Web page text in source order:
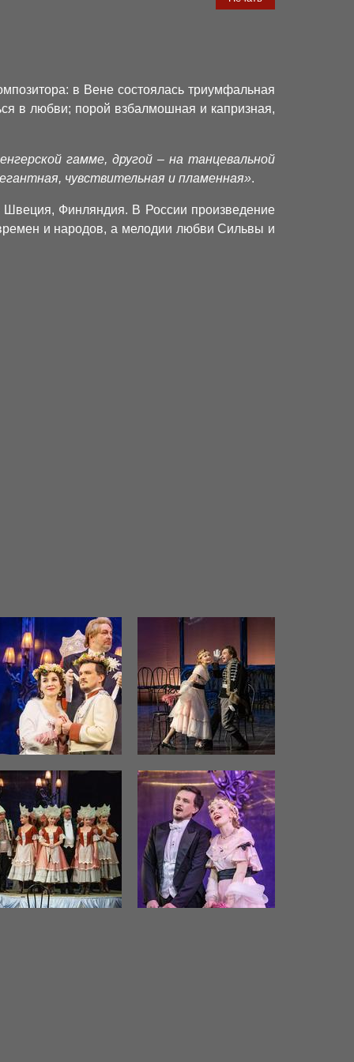
в Вене состоялась триумфальная
в любви; порой взбалмошная и капризная,
гамме, другой – на танцевальной
чувствительная и пламенная».
Финляндия. В России произведение
и народов, а мелодии любви Сильвы и